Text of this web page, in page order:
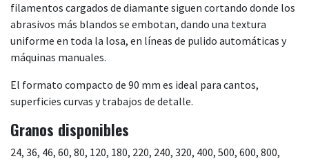
filamentos cargados de diamante siguen cortando donde los
abrasivos más blandos se embotan, dando una textura
uniforme en toda la losa, en líneas de pulido automáticas y
máquinas manuales.
El formato compacto de 90 mm es ideal para cantos,
superficies curvas y trabajos de detalle.
Granos disponibles
24, 36, 46, 60, 80, 120, 180, 220, 240, 320, 400, 500, 600, 800,